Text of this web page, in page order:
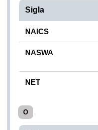
Sigla
NAICS
NASWA
NET
O